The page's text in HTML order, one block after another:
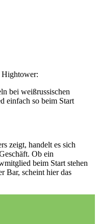
Hightower:
bei weißrussischen
einfach so beim Start
zeigt, handelt es sich
Ob ein
beim Start stehen
Bar, scheint hier das